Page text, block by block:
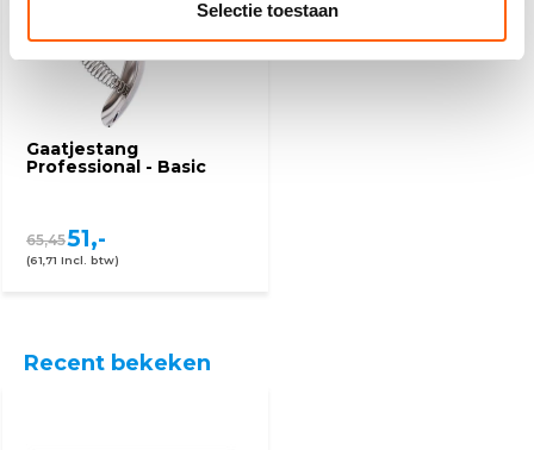
Selectie toestaan
Gaatjestang
Professional - Basic
65,4551,-
(61,71 Incl. btw)
Recent bekeken